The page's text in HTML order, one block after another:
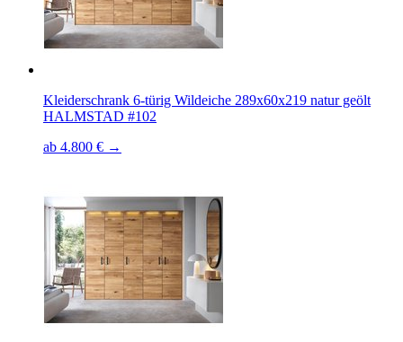
Kleiderschrank 6-türig Wildeiche 289x60x219 natur geölt
HALMSTAD #102
ab 4.800 € →